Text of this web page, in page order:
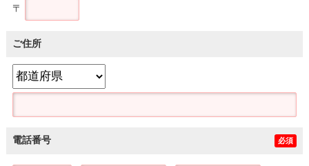
〒
ご住所
電話番号 必須